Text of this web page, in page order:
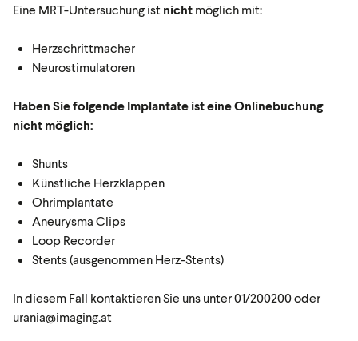
Eine MRT-Untersuchung ist nicht möglich mit:
Herzschrittmacher
Neurostimulatoren
Haben Sie folgende Implantate ist eine Onlinebuchung
nicht möglich:
Shunts
Künstliche Herzklappen
Ohrimplantate
Aneurysma Clips
Loop Recorder
Stents (ausgenommen Herz-Stents)
In diesem Fall kontaktieren Sie uns unter 01/200200 oder
urania@imaging.at